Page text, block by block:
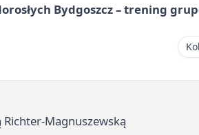
Bydgoszcz – trening
Magnuszewską